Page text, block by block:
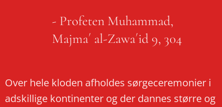
- Profeten Muhammad,
Majma´ al-Zawa´id 9, 304
Over hele kloden afholdes sørgeceremonier i
adskillige kontinenter og der dannes større og